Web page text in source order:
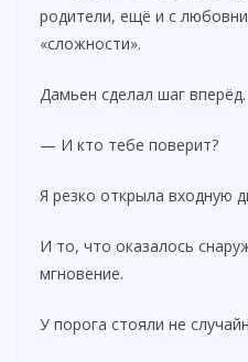
родители, ещё и с
«сложности».
Дамьен сделал шаг вперёд.
— И кто тебе поверит?
Я резко открыла входную
И то, что оказалось
мгновение.
У порога стояли не